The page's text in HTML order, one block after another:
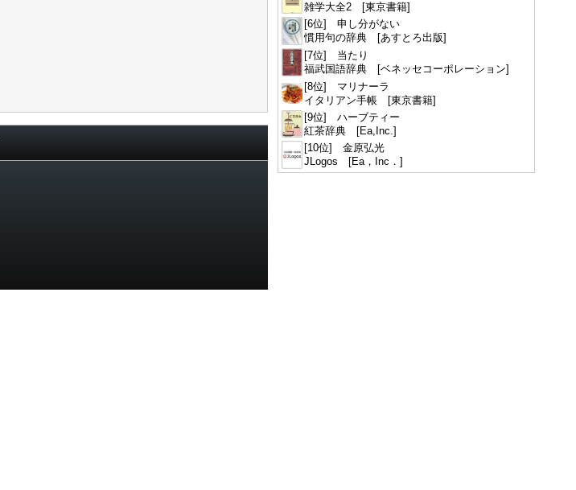
雑学大全2 [東京書籍]
[6位] 申し分がない
慣用句の辞典 [あすとろ出版]
[7位] 当たり
福武国語辞典 [ベネッセコーポレーション]
[8位] マリナーラ
イタリアン手帳 [東京書籍]
[9位] ハーブティー
紅茶辞典 [Ea,Inc.]
[10位] 金原弘光
JLogos [Ea，Inc．]